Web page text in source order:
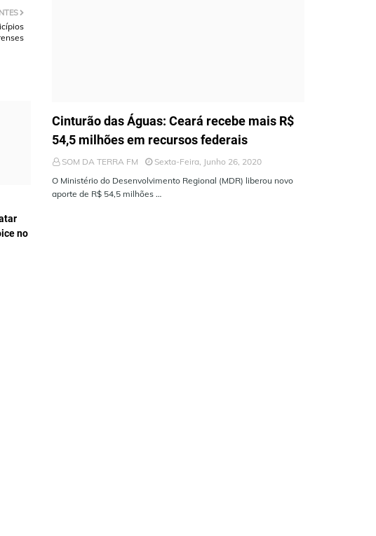
no
Cinturão das Águas: Ceará recebe mais R$
54,5 milhões em recursos federais
SOM DA TERRA FM
Sexta-Feira, Junho 26, 2020
O Ministério do Desenvolvimento Regional (MDR) liberou novo
aporte de R$ 54,5 milhões …